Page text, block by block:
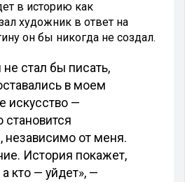
в историю как
художник в ответ на
он бы никогда не создал.
стал бы писать,
в моем
искусство —
становится
независимо от меня.
История покажет,
а кто — уйдет», —